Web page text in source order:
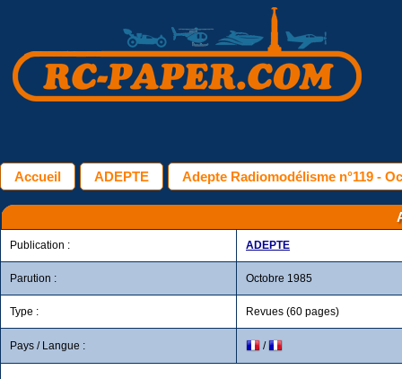
Accueil ADEPTE Adepte Radiomodélisme n°119 -
Publication : ADEPTE
Parution : Octobre 1985
Type : Revues (60 pages)
Pays / Langue : /